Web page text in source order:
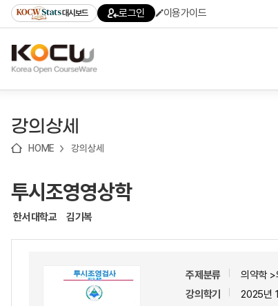
기
기
기
content)
가
대시보드 로그인 이용가이드
강의상세
HOME 강의상세
투시조영영상학
한서대학교 김기복
주제분류
의약학
강의학기
2025년 1